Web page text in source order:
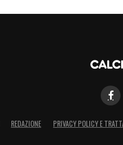
la partita arriva al 78′.
un possibile calcio
assegnare la massima
a botta sicura.
compie un intervento
REDAZIONE PRIVACY POLICY E